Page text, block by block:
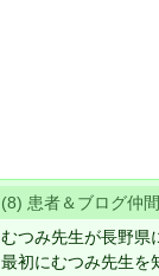
(8) 患者＆ブログ
むつみ先生が長野県
最初にむつみ先生を